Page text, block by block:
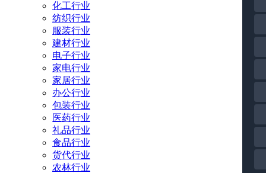
化工行业
纺织行业
服装行业
建材行业
电子行业
家电行业
家居行业
办公行业
包装行业
医药行业
礼品行业
食品行业
货代行业
农林行业